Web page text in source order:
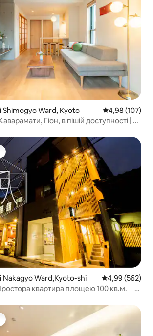
Shimogyo Ward, Kyoto Середня
4,98 (107)
Гіон, в пішій доступності | 4F
| Можна зберігати багаж |
Nakagyo Ward,Kyoto-shi Середня
4,99 (562)
квартира площею 100 кв.м.｜